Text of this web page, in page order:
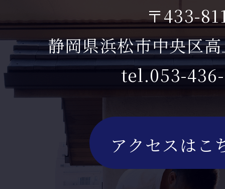
〒433-
静岡県浜松市中央区
tel.053-
アクセスはこ